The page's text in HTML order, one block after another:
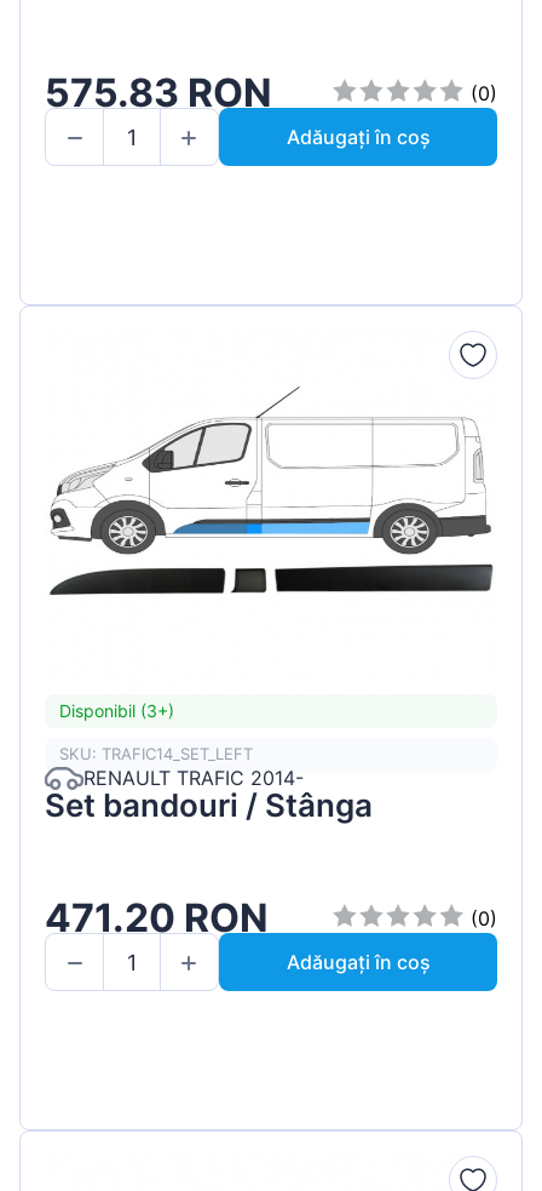
575.83 RON
(0)
Adăugați în coș
Disponibil (3+)
SKU: TRAFIC14_SET_LEFT
RENAULT TRAFIC 2014-
Set bandouri / Stânga
471.20 RON
(0)
Adăugați în coș